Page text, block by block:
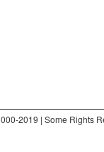
2019 | Some Rights